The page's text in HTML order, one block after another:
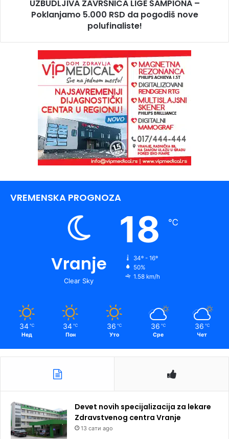
UZBUDLJIVA ZAVRŠNICA LIGE ŠAMPIONA –
Poklanjamo 5.000 RSD da pogodiš nove
polufinaliste!
VREMENSKA PROGNOZA
Vranje
Clear Sky
18 ℃
34º - 16º
50%
1.58 km/h
34 ℃
Нед
34 ℃
Пон
36 ℃
Уто
36 ℃
Сре
36 ℃
Чет
Devet novih specijalizacija za lekare
Zdravstvenog centra Vranje
13 сати ago